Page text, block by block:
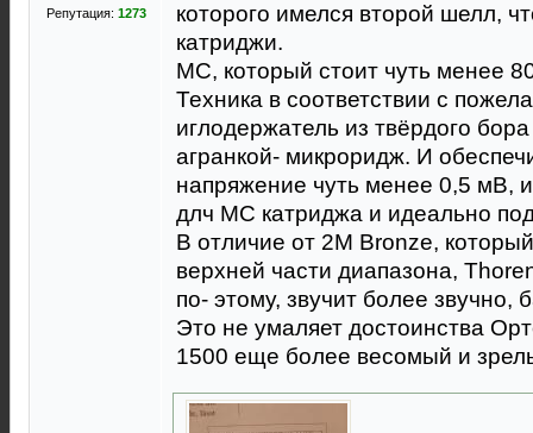
Репутация: 1273
которого имелся второй шелл,
катриджи.
МС, который стоит чуть менее
Техника в соответствии с
иглодержатель из твёрдого
агранкой- микроридж. И
напряжение чуть менее 0,5 мВ,
длч МС катриджа и идеально
В отличие от 2М Вronze,
верхней части диапазона,
по- этому, звучит более звучно,
Это не умаляет достоинства
1500 еще более весомый и